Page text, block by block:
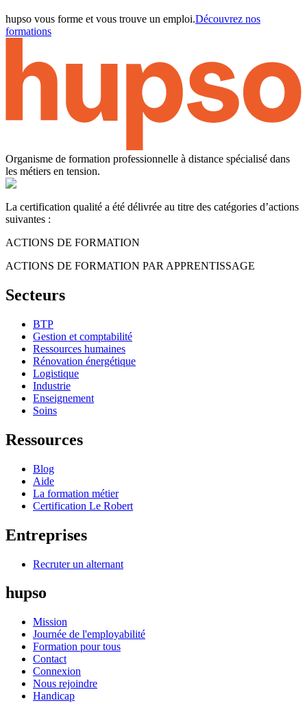
hupso vous forme et vous trouve un emploi.Découvrez nos
formations
Organisme de formation professionnelle à distance spécialisé dans
les métiers en tension.
La certification qualité a été délivrée au titre des catégories d’actions
suivantes :
ACTIONS DE FORMATION
ACTIONS DE FORMATION PAR APPRENTISSAGE
Secteurs
BTP
Gestion et comptabilité
Ressources humaines
Rénovation énergétique
Logistique
Industrie
Enseignement
Soins
Ressources
Blog
Aide
La formation métier
Certification Le Robert
Entreprises
Recruter un alternant
hupso
Mission
Journée de l'employabilité
Formation pour tous
Contact
Connexion
Nous rejoindre
Handicap